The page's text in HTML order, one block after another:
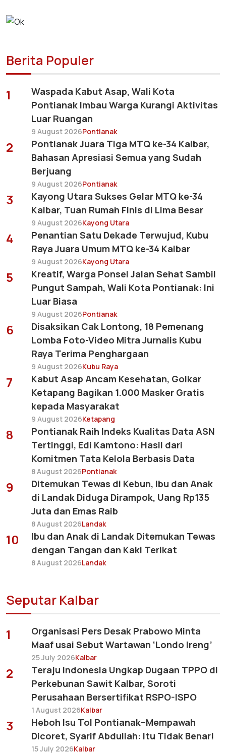
Berita Populer
1
Waspada Kabut Asap, Wali Kota
Pontianak Imbau Warga Kurangi Aktivitas
Luar Ruangan
9 August 2026Pontianak
2
Pontianak Juara Tiga MTQ ke-34 Kalbar,
Bahasan Apresiasi Semua yang Sudah
Berjuang
9 August 2026Pontianak
3
Kayong Utara Sukses Gelar MTQ ke-34
Kalbar, Tuan Rumah Finis di Lima Besar
9 August 2026Kayong Utara
4
Penantian Satu Dekade Terwujud, Kubu
Raya Juara Umum MTQ ke-34 Kalbar
9 August 2026Kayong Utara
5
Kreatif, Warga Ponsel Jalan Sehat Sambil
Pungut Sampah, Wali Kota Pontianak: Ini
Luar Biasa
9 August 2026Pontianak
6
Disaksikan Cak Lontong, 18 Pemenang
Lomba Foto-Video Mitra Jurnalis Kubu
Raya Terima Penghargaan
9 August 2026Kubu Raya
7
Kabut Asap Ancam Kesehatan, Golkar
Ketapang Bagikan 1.000 Masker Gratis
kepada Masyarakat
9 August 2026Ketapang
8
Pontianak Raih Indeks Kualitas Data ASN
Tertinggi, Edi Kamtono: Hasil dari
Komitmen Tata Kelola Berbasis Data
8 August 2026Pontianak
9
Ditemukan Tewas di Kebun, Ibu dan Anak
di Landak Diduga Dirampok, Uang Rp135
Juta dan Emas Raib
8 August 2026Landak
10
Ibu dan Anak di Landak Ditemukan Tewas
dengan Tangan dan Kaki Terikat
8 August 2026Landak
Seputar Kalbar
1
Organisasi Pers Desak Prabowo Minta
Maaf usai Sebut Wartawan ‘Londo Ireng’
25 July 2026Kalbar
2
Teraju Indonesia Ungkap Dugaan TPPO di
Perkebunan Sawit Kalbar, Soroti
Perusahaan Bersertifikat RSPO-ISPO
1 August 2026Kalbar
3
Heboh Isu Tol Pontianak–Mempawah
Dicoret, Syarif Abdullah: Itu Tidak Benar!
15 July 2026Kalbar